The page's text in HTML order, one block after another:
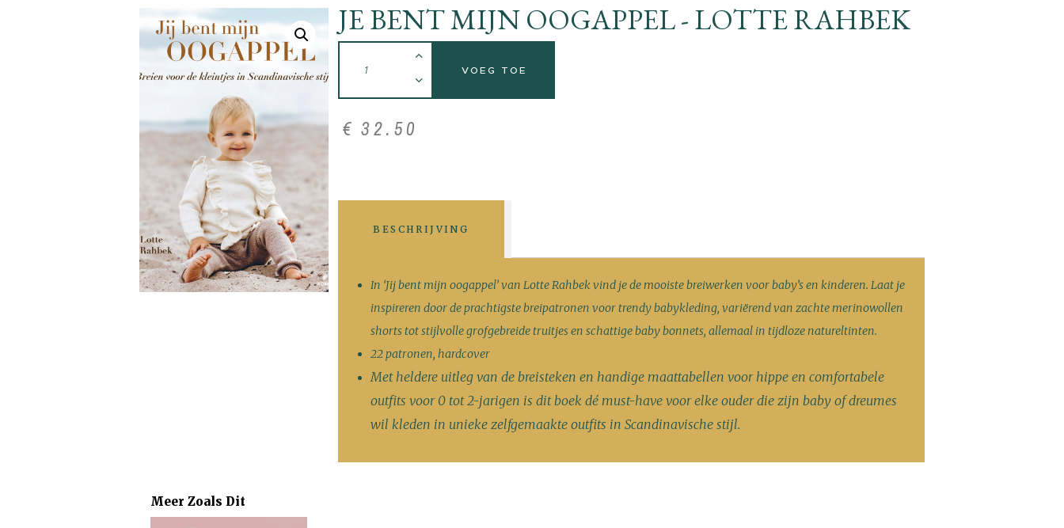
JE BENT MIJN OOGAPPEL - LOTTE RAHBEK
VOEG TOE
€ 32. 50
BESCHRIJVING
In ‘Jij bent mijn oogappel’ van Lotte Rahbek vind je de mooiste breiwerken voor baby’s en kinderen. Laat je
inspireren door de prachtigste breipatronen voor trendy babykleding, variërend van zachte merinowollen
shorts tot stijlvolle grofgebreide truitjes en schattige baby bonnets, allemaal in tijdloze natureltinten.
22 patronen, hardcover
Met heldere uitleg van de breisteken en handige maattabellen voor hippe en comfortabele
outfits voor 0 tot 2-jarigen is dit boek dé must-have voor elke ouder die zijn baby of dreumes
wil kleden in unieke zelfgemaakte outfits in Scandinavische stijl.
Meer Zoals Dit